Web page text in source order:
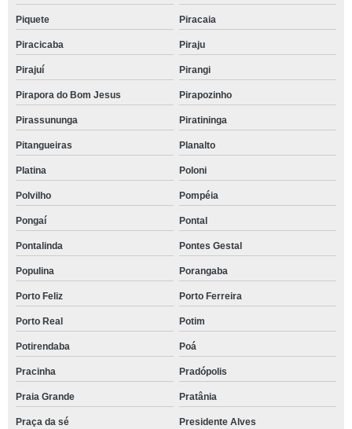
Piquete Piracaia
Piracicaba Piraju
Pirajuí Pirangi
Pirapora do Bom Jesus Pirapozinho
Pirassununga Piratininga
Pitangueiras Planalto
Platina Poloni
Polvilho Pompéia
Pongaí Pontal
Pontalinda Pontes Gestal
Populina Porangaba
Porto Feliz Porto Ferreira
Porto Real Potim
Potirendaba Poá
Pracinha Pradópolis
Praia Grande Pratânia
Praça da sé Presidente Alves